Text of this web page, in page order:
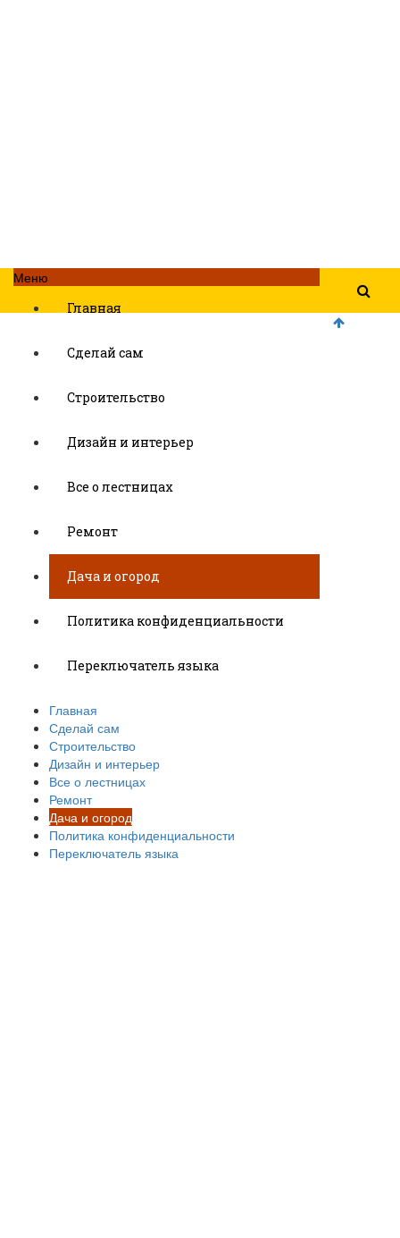
Меню
Главная
Сделай сам
Строительство
Дизайн и интерьер
Все о лестницах
Ремонт
Дача и огород
Политика конфиденциальности
Переключатель языка
Главная
Сделай сам
Строительство
Дизайн и интерьер
Все о лестницах
Ремонт
Дача и огород
Политика конфиденциальности
Переключатель языка